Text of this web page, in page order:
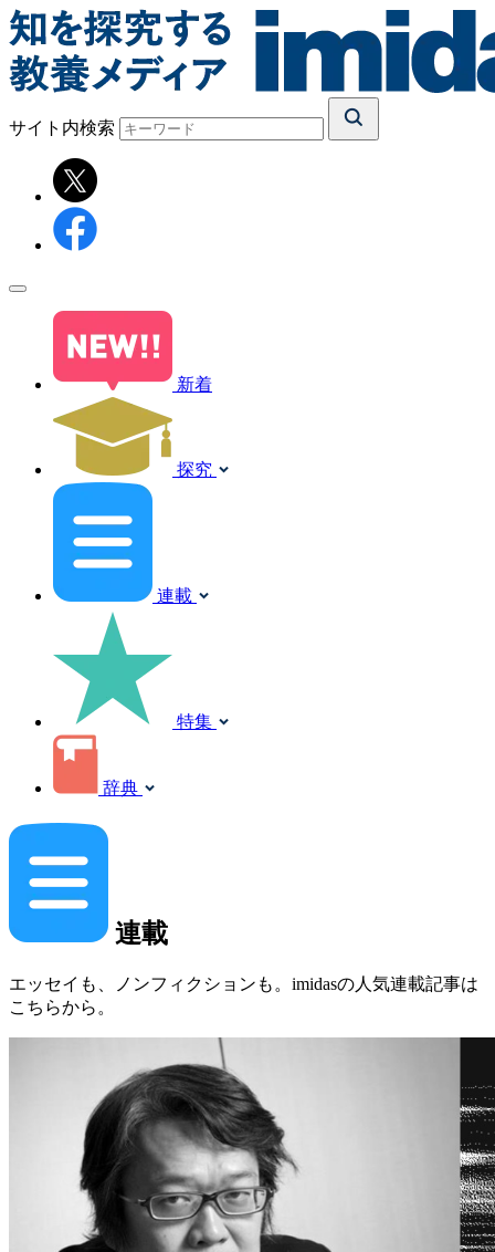
サイト内検索
新着
探究
連載
特集
辞典
連載
エッセイも、ノンフィクションも。imidasの人気連載記事は
こちらから。